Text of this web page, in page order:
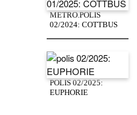
METRO.POLIS
02/2024: COTTBUS
POLIS 02/2025:
EUPHORIE